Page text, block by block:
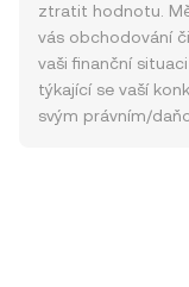
ztratit hodnotu.
vás obchodování
vaši finanční
týkající se vaší
svým právním/